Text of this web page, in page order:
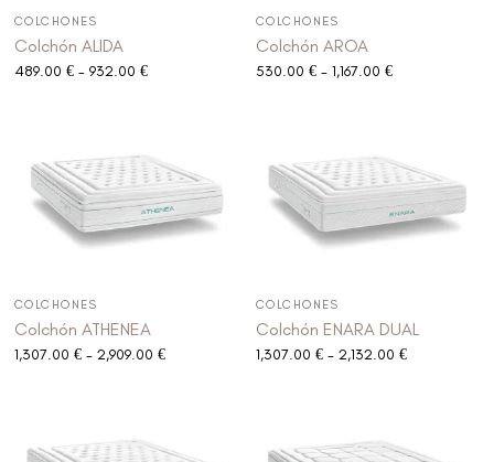
COLCHONES
Colchón ALIDA
489.00 € - 932.00 €
COLCHONES
Colchón AROA
530.00 € - 1,167.00 €
COLCHONES
Colchón ATHENEA
1,307.00 € - 2,909.00 €
COLCHONES
Colchón ENARA DUAL
1,307.00 € - 2,132.00 €